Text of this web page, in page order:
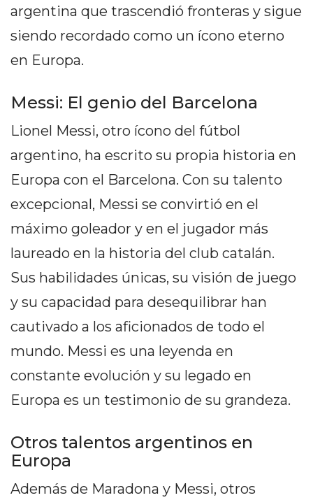
RESTAURANTES Y
DELIVERIES
CÓMO ORGANIZAR LOS
PEDIDOS DE DELIVERY
POR WHATSAPP SIN QUE
SE TE PIERDA NINGUNO
TÉRMINOS
Y
CONDICIONES
PRIVACIDAD
MAPA
SITIO
TAPA
DEL
DIA
argentina que trascendió fronteras y sigue
siendo recordado como un ícono eterno
en Europa.
Messi: El genio del Barcelona
Lionel Messi, otro ícono del fútbol
argentino, ha escrito su propia historia en
Europa con el Barcelona. Con su talento
excepcional, Messi se convirtió en el
máximo goleador y en el jugador más
laureado en la historia del club catalán.
Sus habilidades únicas, su visión de juego
y su capacidad para desequilibrar han
cautivado a los aficionados de todo el
mundo. Messi es una leyenda en
constante evolución y su legado en
Europa es un testimonio de su grandeza.
Otros talentos argentinos en
Europa
Además de Maradona y Messi, otros